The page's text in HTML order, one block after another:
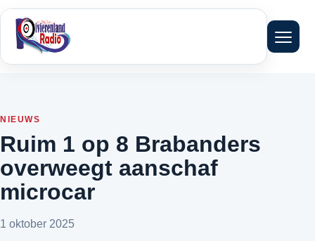
Menu
NIEUWS
Ruim 1 op 8 Brabanders
overweegt aanschaf
microcar
1 oktober 2025